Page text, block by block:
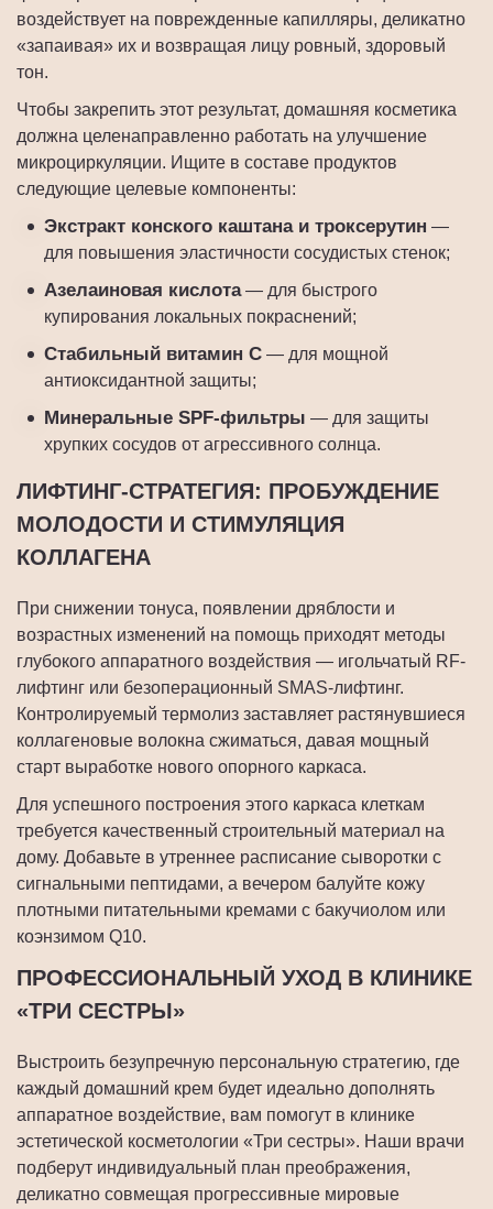
воздействует на поврежденные капилляры, деликатно
«запаивая» их и возвращая лицу ровный, здоровый
тон.
Чтобы закрепить этот результат, домашняя косметика
должна целенаправленно работать на улучшение
микроциркуляции. Ищите в составе продуктов
следующие целевые компоненты:
Экстракт конского каштана и троксерутин —
для повышения эластичности сосудистых стенок;
Азелаиновая кислота— для быстрого
купирования локальных покраснений;
Стабильный витамин C — для мощной
антиоксидантной защиты;
Минеральные SPF-фильтры — для защиты
хрупких сосудов от агрессивного солнца.
ЛИФТИНГ-СТРАТЕГИЯ: ПРОБУЖДЕНИЕ
МОЛОДОСТИ И СТИМУЛЯЦИЯ
КОЛЛАГЕНА
При снижении тонуса, появлении дряблости и
возрастных изменений на помощь приходят методы
глубокого аппаратного воздействия — игольчатый RF-
лифтинг или безоперационный SMAS-лифтинг.
Контролируемый термолиз заставляет растянувшиеся
коллагеновые волокна сжиматься, давая мощный
старт выработке нового опорного каркаса.
Для успешного построения этого каркаса клеткам
требуется качественный строительный материал на
дому. Добавьте в утреннее расписание сыворотки с
сигнальными пептидами, а вечером балуйте кожу
плотными питательными кремами с бакучиолом или
коэнзимом Q10.
ПРОФЕССИОНАЛЬНЫЙ УХОД В КЛИНИКЕ
«ТРИ СЕСТРЫ»
Выстроить безупречную персональную стратегию, где
каждый домашний крем будет идеально дополнять
аппаратное воздействие, вам помогут в клинике
эстетической косметологии «Три сестры». Наши врачи
подберут индивидуальный план преображения,
деликатно совмещая прогрессивные мировые